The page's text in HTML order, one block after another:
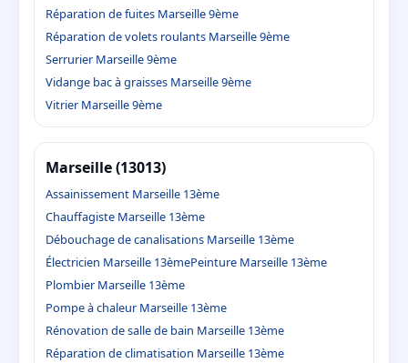
Réparation de fuites Marseille 9ème
Réparation de volets roulants Marseille 9ème
Serrurier Marseille 9ème
Vidange bac à graisses Marseille 9ème
Vitrier Marseille 9ème
Marseille (13013)
Assainissement Marseille 13ème
Chauffagiste Marseille 13ème
Débouchage de canalisations Marseille 13ème
Électricien Marseille 13èmePeinture Marseille 13ème
Plombier Marseille 13ème
Pompe à chaleur Marseille 13ème
Rénovation de salle de bain Marseille 13ème
Réparation de climatisation Marseille 13ème